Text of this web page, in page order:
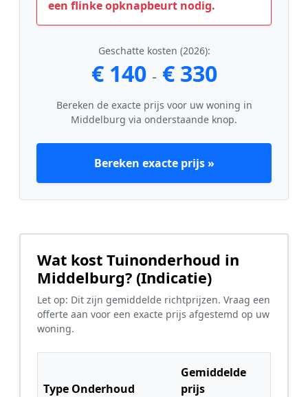
een flinke opknapbeurt nodig.
Geschatte kosten (2026):
€ 140 - € 330
Bereken de exacte prijs voor uw woning in
Middelburg via onderstaande knop.
Bereken exacte prijs »
Wat kost Tuinonderhoud in
Middelburg? (Indicatie)
Let op: Dit zijn gemiddelde richtprijzen. Vraag een
offerte aan voor een exacte prijs afgestemd op uw
woning.
Type Onderhoud
Gemiddelde
prijs